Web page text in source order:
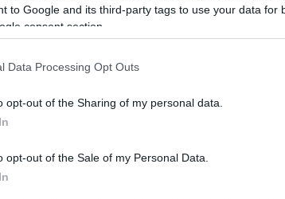
to Google and its third-party tags to use your data for
consent section.
Data Processing Opt Outs
opt-out of the Sharing of my personal data.
opt-out of the Sale of my Personal Data.